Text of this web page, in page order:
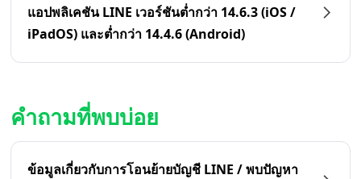
แอปพลิเคชัน LINE เวอร์ชันต่ำกว่า 14.6.3 (iOS /
iPadOS) และต่ำกว่า 14.4.6 (Android)
คำถามที่พบบ่อย
ข้อมูลเกี่ยวกับการโอนย้ายบัญชี LINE / พบปัญหา